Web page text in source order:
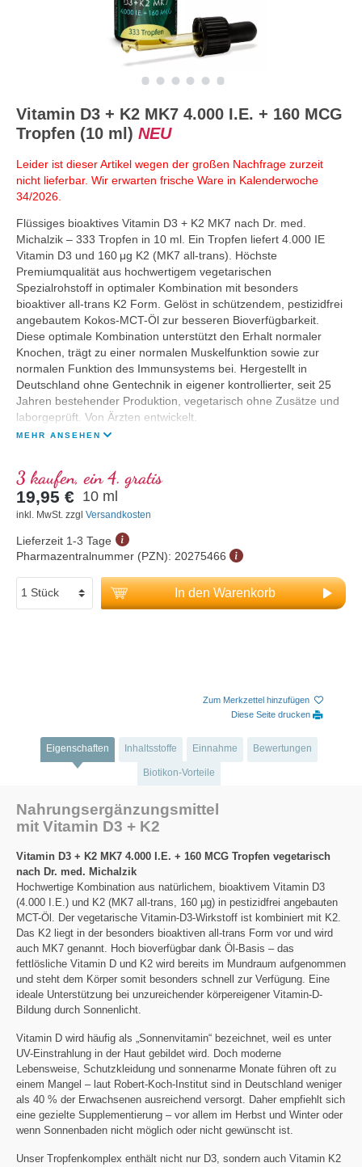
Vitamin D3 + K2 MK7 4.000 I.E. + 160 MCG
Tropfen (10 ml) NEU
Leider ist dieser Artikel wegen der großen Nachfrage zurzeit
nicht lieferbar. Wir erwarten frische Ware in Kalenderwoche
34/2026.
Flüssiges bioaktives Vitamin D3 + K2 MK7 nach Dr. med.
Michalzik – 333 Tropfen in 10 ml. Ein Tropfen liefert 4.000 IE
Vitamin D3 und 160 μg K2 (MK7 all-trans). Höchste
Premiumqualität aus hochwertigem vegetarischen
Spezialrohstoff in optimaler Kombination mit besonders
bioaktiver all-trans K2 Form. Gelöst in schützendem, pestizidfrei
angebautem Kokos-MCT-Öl zur besseren Bioverfügbarkeit.
Diese optimale Kombination unterstützt den Erhalt normaler
Knochen, trägt zu einer normalen Muskelfunktion sowie zur
normalen Funktion des Immunsystems bei. Hergestellt in
Deutschland ohne Gentechnik in eigener kontrollierter, seit 25
Jahren bestehender Produktion, vegetarisch ohne Zusätze und
laborgeprüft. Von Ärzten entwickelt.
MEHR ANSEHEN
3 kaufen, ein 4. gratis
19,95 € 10 ml
inkl. MwSt. zzgl Versandkosten
Lieferzeit 1-3 Tage
Pharmazentralnummer (PZN): 20275466
In den Warenkorb
Zum Merkzettel hinzufügen
Diese Seite drucken
Eigenschaften Inhaltsstoffe Einnahme Bewertungen
Biotikon-Vorteile
Nahrungsergänzungsmittel
mit Vitamin D3 + K2
Vitamin D3 + K2 MK7 4.000 I.E. + 160 MCG Tropfen vegetarisch
nach Dr. med. Michalzik
Hochwertige Kombination aus natürlichem, bioaktivem Vitamin D3
(4.000 I.E.) und K2 (MK7 all-trans, 160 µg) in pestizidfrei angebauten
MCT-Öl. Der vegetarische Vitamin-D3-Wirkstoff ist kombiniert mit K2.
Das K2 liegt in der besonders bioaktiven all-trans Form vor und wird
auch MK7 genannt. Hoch bioverfügbar dank Öl-Basis – das
fettlösliche Vitamin D und K2 wird bereits im Mundraum aufgenommen
und steht dem Körper somit besonders schnell zur Verfügung. Eine
ideale Unterstützung bei unzureichender körpereigener Vitamin-D-
Bildung durch Sonnenlicht.
Vitamin D wird häufig als „Sonnenvitamin“ bezeichnet, weil es unter
UV-Einstrahlung in der Haut gebildet wird. Doch moderne
Lebensweise, Schutzkleidung und sonnenarme Monate führen oft zu
einem Mangel – laut Robert-Koch-Institut sind in Deutschland weniger
als 40 % der Erwachsenen ausreichend versorgt. Daher empfiehlt sich
eine gezielte Supplementierung – vor allem im Herbst und Winter oder
wenn Sonnenbaden nicht möglich oder nicht gewünscht ist.
Unser Tropfenkomplex enthält nicht nur D3, sondern auch Vitamin K2